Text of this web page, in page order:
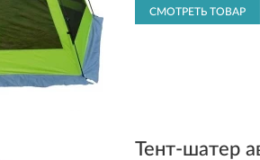
СМОТРЕТЬ ТОВАР
Тент-шатер